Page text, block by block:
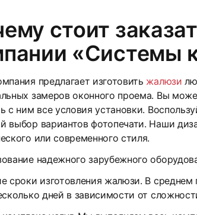
23
стоит
«Системы
предлагает изготовить жалюзи
замеров оконного проема. Вы
с ним все условия установки.
выбор вариантов фотопечати. Наши
или современного стиля.
надежного зарубежного
сроки изготовления жалюзи. В
дней в зависимости от